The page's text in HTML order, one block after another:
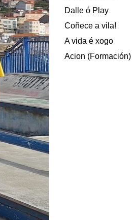
Dalle ó Play
Coñece a vila!
A vida é xogo
Acion (Formación)